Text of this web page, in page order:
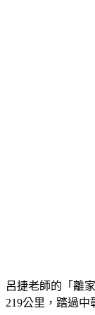
呂捷老師的「離
219公里，踏過